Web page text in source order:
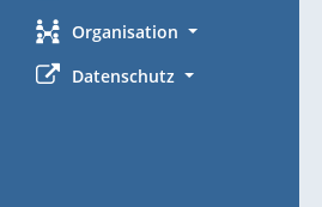
Organisation
Datenschutz